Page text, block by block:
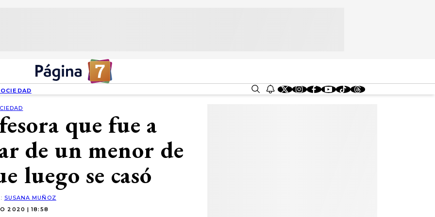
que fue a
de un menor de
luego se casó
SUSANA MUÑOZ
2020 | 18:58